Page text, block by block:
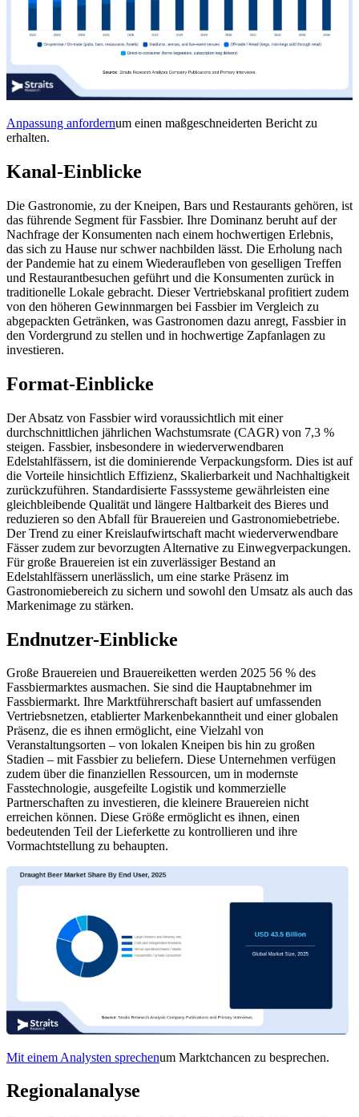
Anpassung anfordernum einen maßgeschneiderten Bericht zu
erhalten.
Kanal-Einblicke
Die Gastronomie, zu der Kneipen, Bars und Restaurants gehören, ist
das führende Segment für Fassbier. Ihre Dominanz beruht auf der
Nachfrage der Konsumenten nach einem hochwertigen Erlebnis,
das sich zu Hause nur schwer nachbilden lässt. Die Erholung nach
der Pandemie hat zu einem Wiederaufleben von geselligen Treffen
und Restaurantbesuchen geführt und die Konsumenten zurück in
traditionelle Lokale gebracht. Dieser Vertriebskanal profitiert zudem
von den höheren Gewinnmargen bei Fassbier im Vergleich zu
abgepackten Getränken, was Gastronomen dazu anregt, Fassbier in
den Vordergrund zu stellen und in hochwertige Zapfanlagen zu
investieren.
Format-Einblicke
Der Absatz von Fassbier wird voraussichtlich mit einer
durchschnittlichen jährlichen Wachstumsrate (CAGR) von 7,3 %
steigen. Fassbier, insbesondere in wiederverwendbaren
Edelstahlfässern, ist die dominierende Verpackungsform. Dies ist auf
die Vorteile hinsichtlich Effizienz, Skalierbarkeit und Nachhaltigkeit
zurückzuführen. Standardisierte Fasssysteme gewährleisten eine
gleichbleibende Qualität und längere Haltbarkeit des Bieres und
reduzieren so den Abfall für Brauereien und Gastronomiebetriebe.
Der Trend zu einer Kreislaufwirtschaft macht wiederverwendbare
Fässer zudem zur bevorzugten Alternative zu Einwegverpackungen.
Für große Brauereien ist ein zuverlässiger Bestand an
Edelstahlfässern unerlässlich, um eine starke Präsenz im
Gastronomiebereich zu sichern und sowohl den Umsatz als auch das
Markenimage zu stärken.
Endnutzer-Einblicke
Große Brauereien und Brauereiketten werden 2025 56 % des
Fassbiermarktes ausmachen. Sie sind die Hauptabnehmer im
Fassbiermarkt. Ihre Marktführerschaft basiert auf umfassenden
Vertriebsnetzen, etablierter Markenbekanntheit und einer globalen
Präsenz, die es ihnen ermöglicht, eine Vielzahl von
Veranstaltungsorten – von lokalen Kneipen bis hin zu großen
Stadien – mit Fassbier zu beliefern. Diese Unternehmen verfügen
zudem über die finanziellen Ressourcen, um in modernste
Fasstechnologie, ausgefeilte Logistik und kommerzielle
Partnerschaften zu investieren, die kleinere Brauereien nicht
erreichen können. Diese Größe ermöglicht es ihnen, einen
bedeutenden Teil der Lieferkette zu kontrollieren und ihre
Vormachtstellung zu behaupten.
Mit einem Analysten sprechenum Marktchancen zu besprechen.
Regionalanalyse